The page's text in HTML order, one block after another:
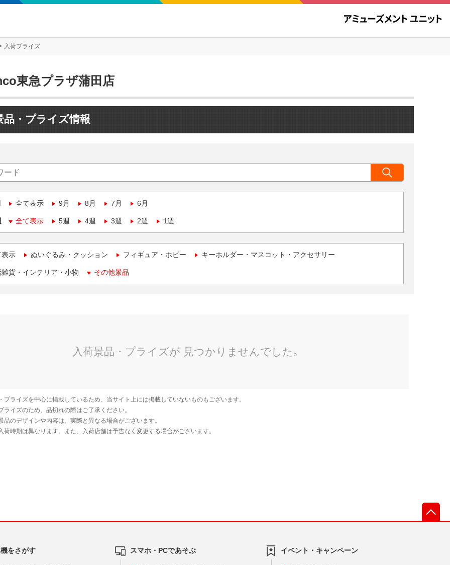
入荷プライズ
東急プラザ蒲田店
品・プライズ情報
全て表示 9月 8月 7月 6月
全て表示 5週 4週 3週 2週 1週
表示 ぬいぐるみ・クッション フィギュア・ホビー キーホルダー・マスコット・アクセサリー
貨・インテリア・小物 その他景品
をさがす スマホ・PCであそぶ イベント・キャンペーン